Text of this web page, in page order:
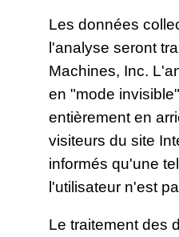
Les données
l'analyse seront
Machines, Inc.
en "mode
entièrement en
visiteurs du site
informés qu'une
l'utilisateur n'est
Le traitement des